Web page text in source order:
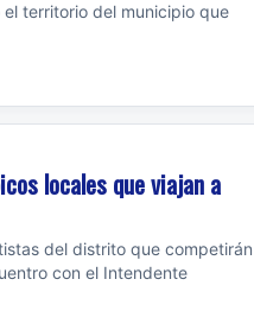
territorio del municipio que
locales que viajan a
del distrito que competirán
con el Intendente